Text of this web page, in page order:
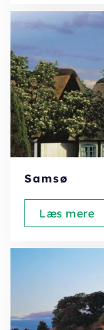
Samsø
Læs mere